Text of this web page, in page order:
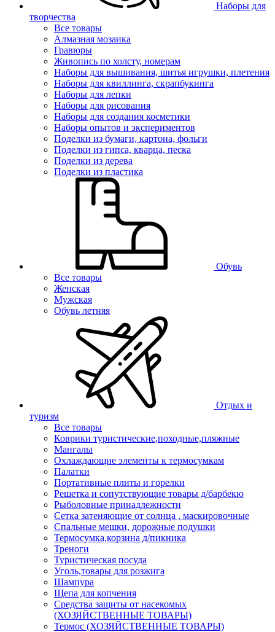
Наборы для
творчества
Все товары
Алмазная мозаика
Гравюры
Живопись по холсту, номерам
Наборы для вышивания, шитья игрушки, плетения
Наборы для квиллинга, скрапбукинга
Наборы для лепки
Наборы для рисования
Наборы для создания косметики
Наборы опытов и экспериментов
Поделки из бумаги, картона, фольги
Поделки из гипса, кварца, песка
Поделки из дерева
Поделки из пластика
Обувь
Все товары
Женская
Мужская
Обувь летняя
Отдых и
туризм
Все товары
Коврики туристические,походные,пляжные
Мангалы
Охлаждающие элементы к термосумкам
Палатки
Портативные плиты и горелки
Решетка и сопутствующие товары д/барбекю
Рыболовные принадлежности
Сетка затеняющие от солнца , маскировочные
Спальные мешки, дорожные подушки
Термосумка,корзина д/пикника
Треноги
Туристическая посуда
Уголь,товары для розжига
Шампура
Щепа для копчения
Средства защиты от насекомых
(ХОЗЯЙСТВЕННЫЕ ТОВАРЫ)
Термос (ХОЗЯЙСТВЕННЫЕ ТОВАРЫ)